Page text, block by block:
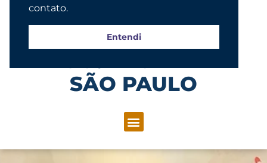
SÃO PAULO
contato.
Entendi